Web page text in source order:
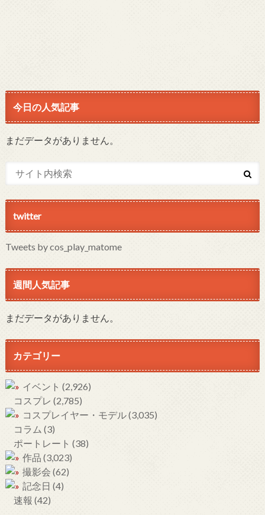
今日の人気記事
まだデータがありません。
twitter
Tweets by cos_play_matome
週間人気記事
まだデータがありません。
カテゴリー
イベント (2,926)
コスプレ (2,785)
コスプレイヤー・モデル(3,035)
コラム (3)
ポートレート (38)
作品 (3,023)
撮影会 (62)
記念日 (4)
速報 (42)